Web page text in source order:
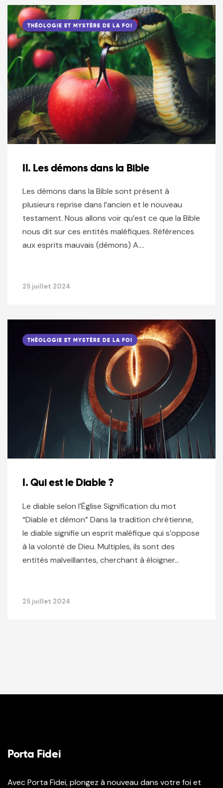
THÉOLOGIE ET MYSTÈRE DE LA FOI
II. Les démons dans la Bible
Les démons dans la Bible sont présent à
plusieurs reprise dans l’ancien et le nouveau
testament. Nous allons voir qu’est ce que la Bible
nous dit sur ces entités maléfiques. Références
aux esprits mauvais (démons) A….
25 juillet 2024
THÉOLOGIE ET MYSTÈRE DE LA FOI
I. Qui est le Diable ?
Le diable selon l’Église Signification du mot
“Diable et démon” Dans la tradition chrétienne,
le diable signifie un esprit maléfique qui s’oppose
à la volonté de Dieu. Multiples, ils sont des
entités malveillantes, cherchant à éloigner…
25 juillet 2024
Porta Fidei
Avec Porta Fidei, plongez à nouveau dans votre foi et